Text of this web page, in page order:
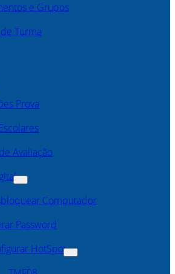
e Grupos
Turma
Prova
Avaliação
Computador
Password
HotSpot